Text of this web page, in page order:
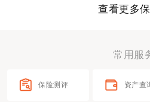
查看更多
常用服
保险测评 资产查